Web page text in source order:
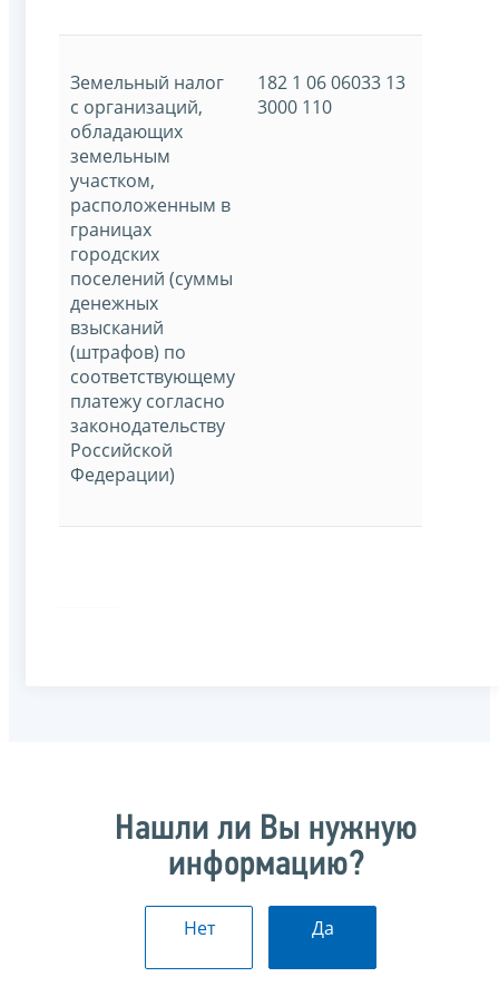
Земельный налог
с организаций,
обладающих
земельным
участком,
расположенным в
границах
городских
поселений (суммы
денежных
взысканий
(штрафов) по
соответствующему
платежу согласно
законодательству
Российской
Федерации)
182 1 06 06033 13
3000 110
Нашли ли Вы нужную
информацию?
Нет Да